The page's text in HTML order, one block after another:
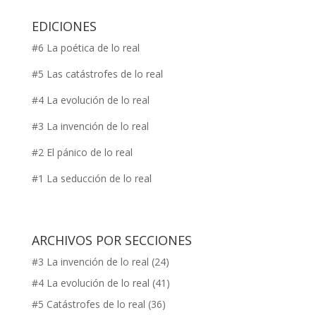
EDICIONES
#6 La poética de lo real
#5 Las catástrofes de lo real
#4 La evolución de lo real
#3 La invención de lo real
#2 El pánico de lo real
#1 La seducción de lo real
ARCHIVOS POR SECCIONES
#3 La invención de lo real (24)
#4 La evolución de lo real (41)
#5 Catástrofes de lo real (36)